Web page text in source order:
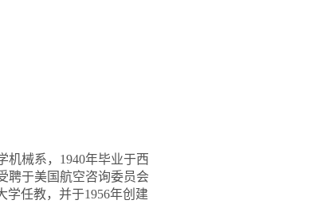
机械系，1940年毕业于西
聘于美国航空咨询委员会
学任教，并于1956年创建